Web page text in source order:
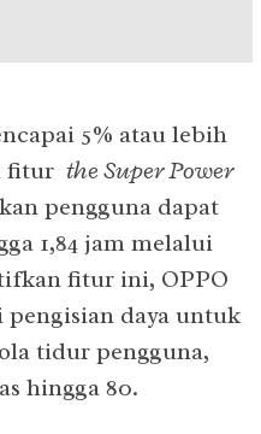
5% atau lebih
fitur the Super Power
pengguna dapat
1,84 jam melalui
fitur ini, OPPO
pengisian daya untuk
tidur pengguna,
hingga 80.